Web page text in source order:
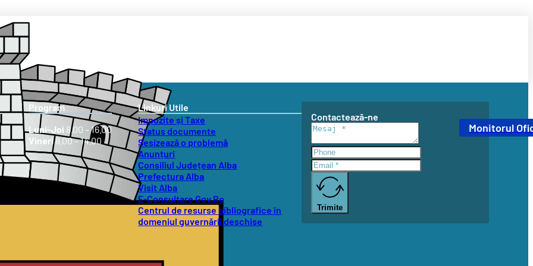
Monitorul
Program
Luni-Joi 8.00 – 16.00
Vineri8.00 – 14.00
Linkuri Utile
Impozite și Taxe
Status documente
Sesizează o problemă
Anunțuri
Consiliul Județean Alba
Prefectura Alba
Visit Alba
E-Consultare Gov.Ro
Centrul de resurse bibliografice în
domeniul guvernării deschise
Contactează-ne
Trimite